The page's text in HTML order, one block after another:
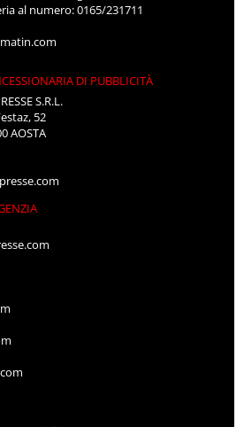
al numero: 0165/231711
DI PUBBLICITÀ
S.R.L.
52
AOSTA